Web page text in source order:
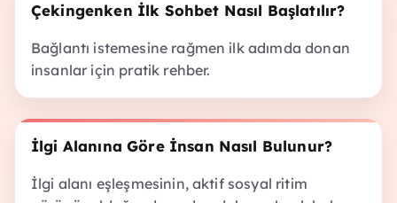
Çekingenken İlk Sohbet Nasıl Başlatılır?
Bağlantı istemesine rağmen ilk adımda donan
insanlar için pratik rehber.
İlgi Alanına Göre İnsan Nasıl Bulunur?
İlgi alanı eşleşmesinin, aktif sosyal ritim